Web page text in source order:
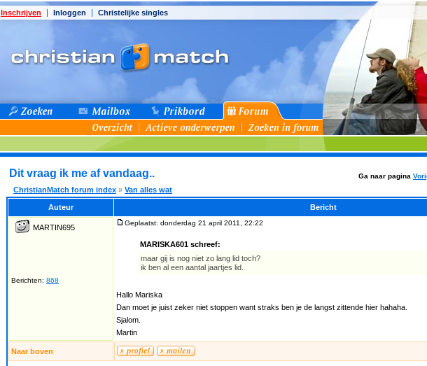
Inschrijven Inloggen Christelijke singles
Dit vraag ik me af vandaag.. Ga naar pagina
ChristianMatch forum index » Van alles wat
Auteur Bericht
MARTIN695
Berichten: 868
Geplaatst: donderdag 21 april 2011, 22:22
MARISKA601 schreef:
maar gij is nog niet zo lang lid toch?
ik ben al een aantal jaartjes lid.
Hallo Mariska
Dan moet je juist zeker niet stoppen want straks ben je de langst zittende hier hahaha.
Sjalom.
Martin
Naar boven